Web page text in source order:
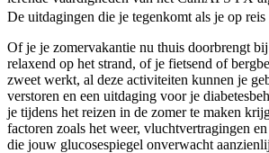
De uitdagingen die je tegenkomt als je op reis
Of je je zomervakantie nu thuis doorbrengt
relaxend op het strand, of je fietsend of
zweet werkt, al deze activiteiten kunnen je
verstoren en een uitdaging voor je
je tijdens het reizen in de zomer te maken
factoren zoals het weer, vluchtvertragingen
die jouw glucosespiegel onverwacht